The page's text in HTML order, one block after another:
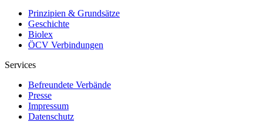
Prinzipien & Grundsätze
Geschichte
Biolex
ÖCV Verbindungen
Services
Befreundete Verbände
Presse
Impressum
Datenschutz